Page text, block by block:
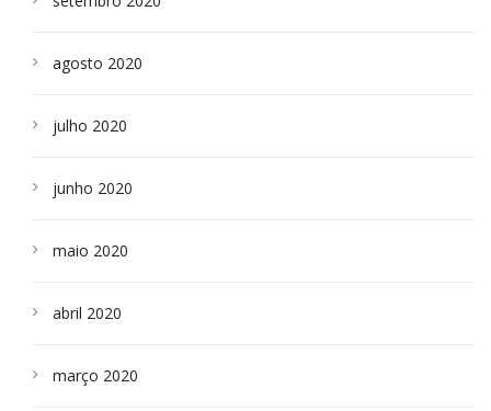
agosto 2020
julho 2020
junho 2020
maio 2020
abril 2020
março 2020